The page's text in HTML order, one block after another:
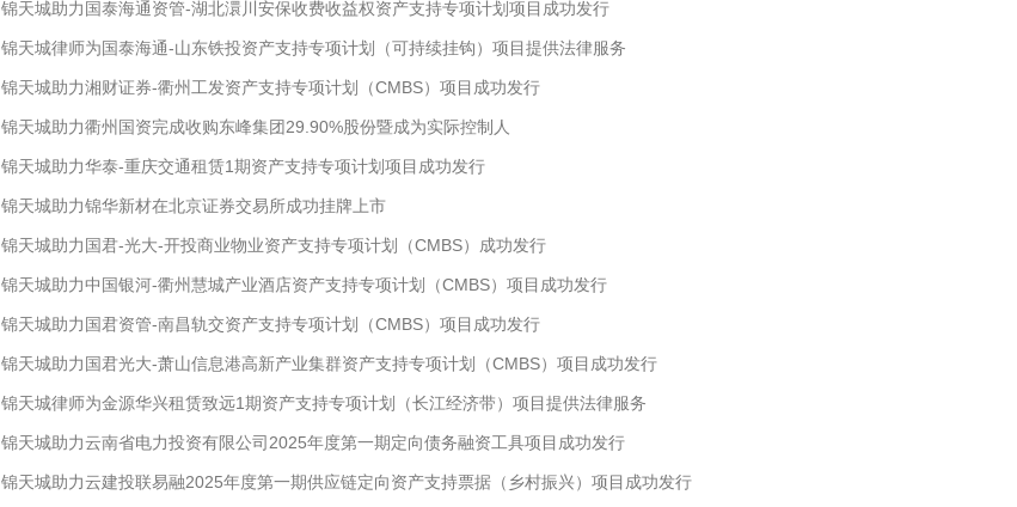
锦天城助力国泰海通资管-湖北澴川安保收费收益权资产支持专项计划项目成功发行
锦天城律师为国泰海通-山东铁投资产支持专项计划（可持续挂钩）项目提供法律服务
锦天城助力湘财证券-衢州工发资产支持专项计划（CMBS）项目成功发行
锦天城助力衢州国资完成收购东峰集团29.90%股份暨成为实际控制人
锦天城助力华泰-重庆交通租赁1期资产支持专项计划项目成功发行
锦天城助力锦华新材在北京证券交易所成功挂牌上市
锦天城助力国君-光大-开投商业物业资产支持专项计划（CMBS）成功发行
锦天城助力中国银河-衢州慧城产业酒店资产支持专项计划（CMBS）项目成功发行
锦天城助力国君资管-南昌轨交资产支持专项计划（CMBS）项目成功发行
锦天城助力国君光大-萧山信息港高新产业集群资产支持专项计划（CMBS）项目成功发行
锦天城律师为金源华兴租赁致远1期资产支持专项计划（长江经济带）项目提供法律服务
锦天城助力云南省电力投资有限公司2025年度第一期定向债务融资工具项目成功发行
锦天城助力云建投联易融2025年度第一期供应链定向资产支持票据（乡村振兴）项目成功发行